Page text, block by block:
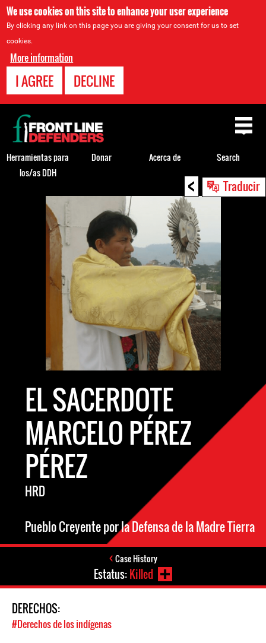
We use cookies on this site to enhance your user experience
By clicking any link on this page you are giving your consent for us to set
cookies.
More information
I AGREE DECLINE
< Traducir
Back
EL SACERDOTE
MARCELO PÉREZ
PÉREZ
HRD
Pueblo Creyente por la Defensa de la Madre Tierra
Case History
Estatus:Killed
DERECHOS:
#Derechos de los indígenas
Back
to
top
Herramientas para
los/as DDH
Donar Acerca de Search